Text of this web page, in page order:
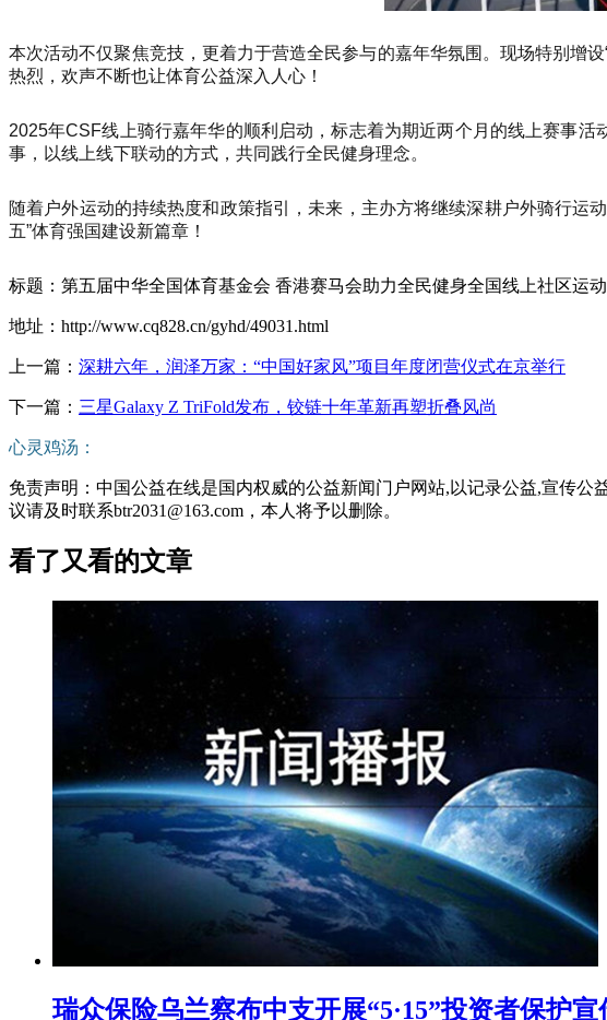
本次活动不仅聚焦竞技，更着力于营造全民参与的嘉年华氛围。现场特别增
热烈，欢声不断也让体育公益深入人心！
2025年CSF线上骑行嘉年华的顺利启动，标志着为期近两个月的线上赛事
事，以线上线下联动的方式，共同践行全民健身理念。
随着户外运动的持续热度和政策指引，未来，主办方将继续深耕户外骑行运
五”体育强国建设新篇章！
标题：第五届中华全国体育基金会 香港赛马会助力全民健身全国线上社区运
地址：http://www.cq828.cn/gyhd/49031.html
上一篇： 深耕六年，润泽万家：“中国好家风”项目年度闭营仪式在京举行
下一篇： 三星Galaxy Z TriFold发布，铰链十年革新再塑折叠风尚
心灵鸡汤：
免责声明：中国公益在线是国内权威的公益新闻门户网站,以记录公益,宣传
议请及时联系btr2031@163.com，本人将予以删除。
看了又看的文章
瑞众保险乌兰察布中支开展“5·15”投资者保护